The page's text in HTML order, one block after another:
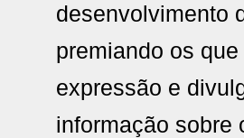
desenvolvimento
premiando os
expressão e
informação sobre